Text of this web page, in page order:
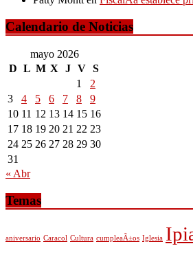
Calendario de Noticias
mayo 2026
D L M X J V S
1
2
3
4 5 6 7 8
9
10 11 12 13 14 15 16
17 18 19 20 21 22 23
24 25 26 27 28 29 30
31
« Abr
Temas
aniversario Caracol Cultura cumpleaÃ±os Iglesia